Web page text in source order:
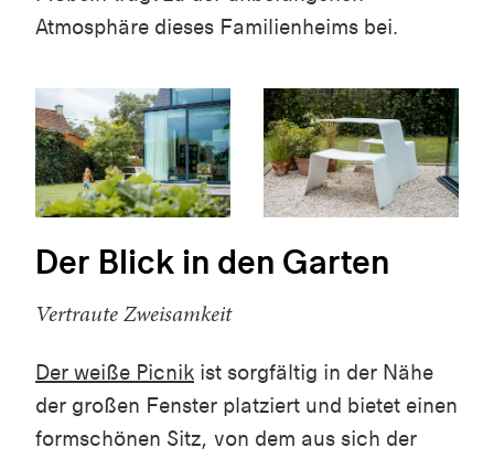
Atmosphäre dieses Familienheims bei.
Der Blick in den Garten
Vertraute Zweisamkeit
Der weiße Picnik ist sorgfältig in der Nähe
der großen Fenster platziert und bietet einen
formschönen Sitz, von dem aus sich der